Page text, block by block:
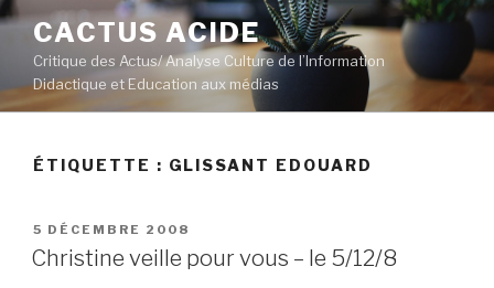
Aller
contenu
principal
CACTUS ACIDE
Critique des Actus/ Analyse Culture de l’Information
Didactique et Education aux médias
ÉTIQUETTE : GLISSANT EDOUARD
PUBLIÉ
LE
5 DÉCEMBRE 2008
Christine veille pour vous – le 5/12/8